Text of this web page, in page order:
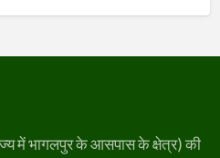
में भागलपुर के आसपास के क्षेत्र) की